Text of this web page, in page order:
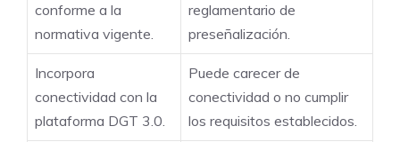
conforme a la
normativa vigente.
reglamentario de
preseñalización.
Incorpora
conectividad con la
plataforma DGT 3.0.
Puede carecer de
conectividad o no cumplir
los requisitos establecidos.